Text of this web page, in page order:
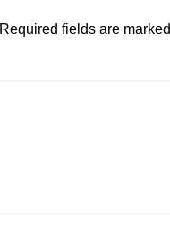
Required fields are marked